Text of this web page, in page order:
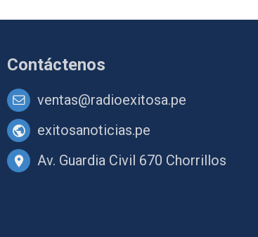
Contáctenos
ventas@radioexitosa.pe
exitosanoticias.pe
Av. Guardia Civil 670 Chorrillos